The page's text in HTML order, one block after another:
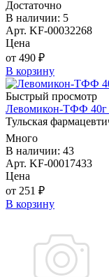
Достаточно
В наличии: 5
Арт. KF-00032268
Цена
от 490 ₽
В корзину
Быстрый просмотр
Левомикон-ТФФ 40г
Тульская
Много
В наличии: 43
Арт. KF-00017433
Цена
от 251 ₽
В корзину